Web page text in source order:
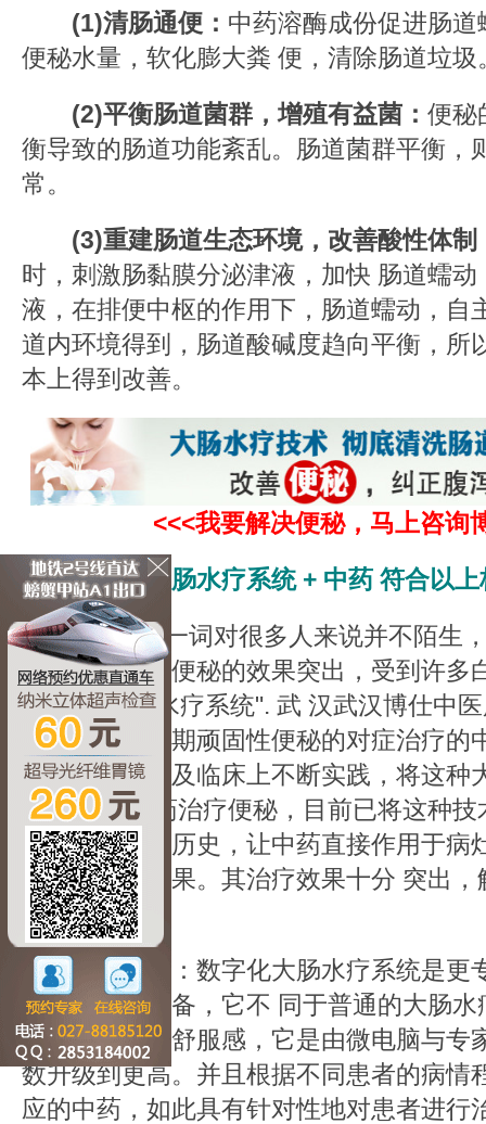
(1)清肠通便： 中药溶酶成份促进肠
便秘水量，软化膨大粪 便，清除肠道垃圾
(2)平衡肠道菌群，增殖有益菌： 便秘
衡导致的肠道功能紊乱。肠道菌群平衡，
常。
(3)重建肠道生态环境，改善酸性体制
时，刺激肠黏膜分泌津液，加快 肠道蠕
液，在排便中枢的作用下，肠道蠕动，自
道内环境得到，肠道酸碱度趋向平衡，所
本上得到改善。
<<<我要解决便秘，马上咨询
数字化大肠水疗系统 + 中药 符合以上
"洗肠"这一词对很多人来说并不陌生，
洗肠道，治疗便秘的效果突出，受到许多
实就是"大肠水疗系统". 武 汉武汉博仕中
直潜心研究长期顽固性便秘的对症治疗的
学理论论证以及临床上不断实践，将这种
配 置的中草药治疗便秘，目前已将这种
很长一段医疗历史，让中药直接作用于病
疗的时间与效果。其治疗效果十分 突出
题。
疗法原理：数字化大肠水疗系统是更
的大肠水疗设备，它不 同于普通的大肠
会让人产生不舒服感，它是由微电脑与专
数升级到更高。并且根据不同患者的病情
应的中药，如此具有针对性地对患者进行